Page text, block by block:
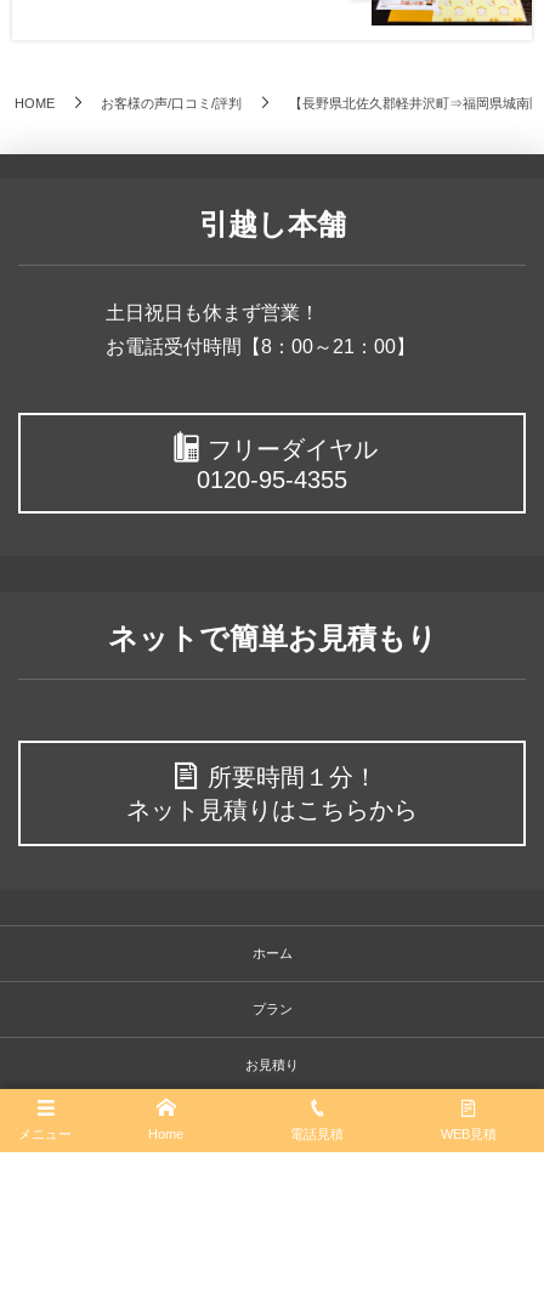
HOME お客様の声/口コミ/評判 【長野県北佐久郡軽井沢町⇒福岡県城南
引越し本舗
土日祝日も休まず営業！
お電話受付時間【8：00～21：00】
フリーダイヤル
0120-95-4355
ネットで簡単お見積もり
所要時間１分！
ネット見積りはこちらから
ホーム
プラン
お見積り
メニュー Home 電話見積 WEB見積